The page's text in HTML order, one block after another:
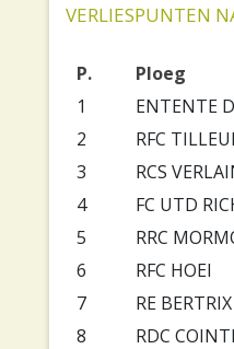
VERLIESPUNTEN
P.
Ploeg
1
ENTENTE
2
RFC
3
RCS
4
FC UTD
5
RRC
6
RFC HOEI
7
RE BERTRIX
8
RDC